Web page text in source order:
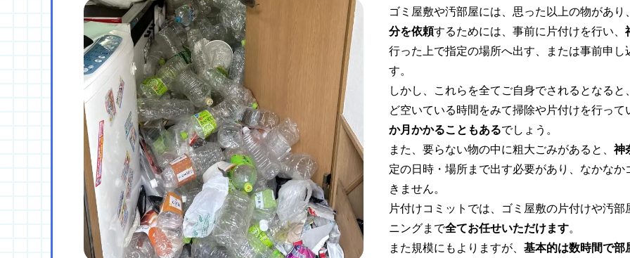
ゴミ屋敷や汚部屋には、思った以上の物があり
分を依頼するためには、事前に片付けを行い、
行った上で指定の場所へ出す、または事前申
す。
しかし、これらを全てご自身でされるとなる
ど空いている時間をみて掃除や片付けを行っ
か月かかることもあるでしょう。
また、要らない物の中に粗大ごみがあると、神
定の日時・場所まで出す必要があり、なかな
きません。
片付けコミットでは、ゴミ屋敷の片付けや汚
ニングまで全てお任せいただけます。
また規模にもよりますが、基本的は数時間で部